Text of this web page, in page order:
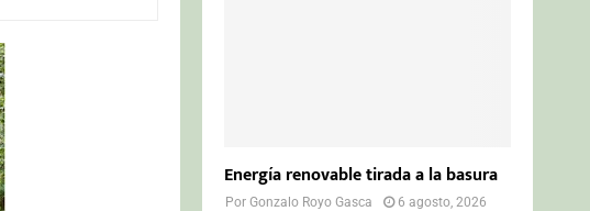
Energía renovable tirada a la basura
PorGonzalo Royo Gasca
6 agosto, 2026